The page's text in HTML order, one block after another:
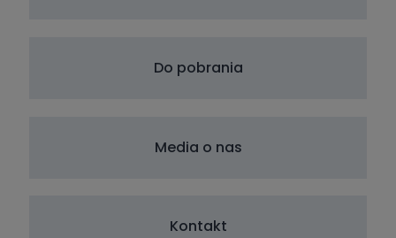
Do pobrania
Media o nas
Kontakt